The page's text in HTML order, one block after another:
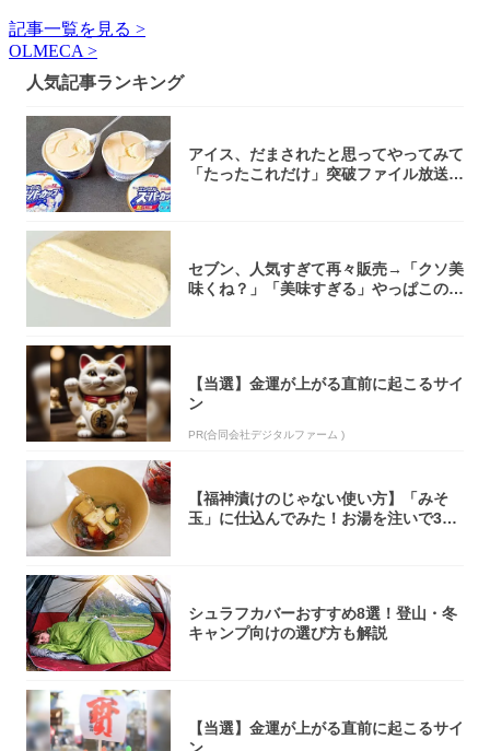
記事一覧を見る >
OLMECA >
人気記事ランキング
アイス、だまされたと思ってやってみて
「たったこれだけ」突破ファイル放送で
セブン、人気すぎて再々販売→「クソ美
味くね？」「美味すぎる」やっぱこのク
【当選】金運が上がる直前に起こるサイ
ン
PR(合同会社デジタルファーム )
【福神漬けのじゃない使い方】「みそ
玉」に仕込んでみた！お湯を注いで30
シュラフカバーおすすめ8選！登山・冬
キャンプ向けの選び方も解説
【当選】金運が上がる直前に起こるサイ